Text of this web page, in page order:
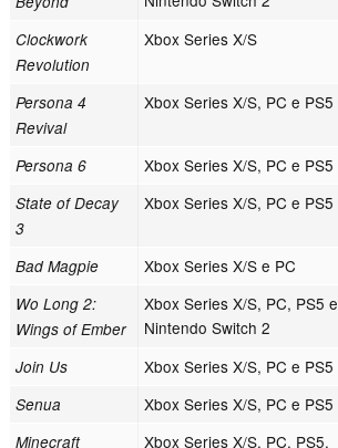
Clockwork
Revolution
Xbox Series X/S
Persona 4
Revival
Xbox Series X/S, PC e PS5
Persona 6 Xbox Series X/S, PC e PS5
State of Decay
3
Xbox Series X/S, PC e PS5
Bad Magpie Xbox Series X/S e PC
Wo Long 2:
Wings of Ember
Xbox Series X/S, PC, PS5 e
Nintendo Switch 2
Join Us Xbox Series X/S, PC e PS5
Senua Xbox Series X/S, PC e PS5
Minecraft Xbox Series X/S, PC, PS5,